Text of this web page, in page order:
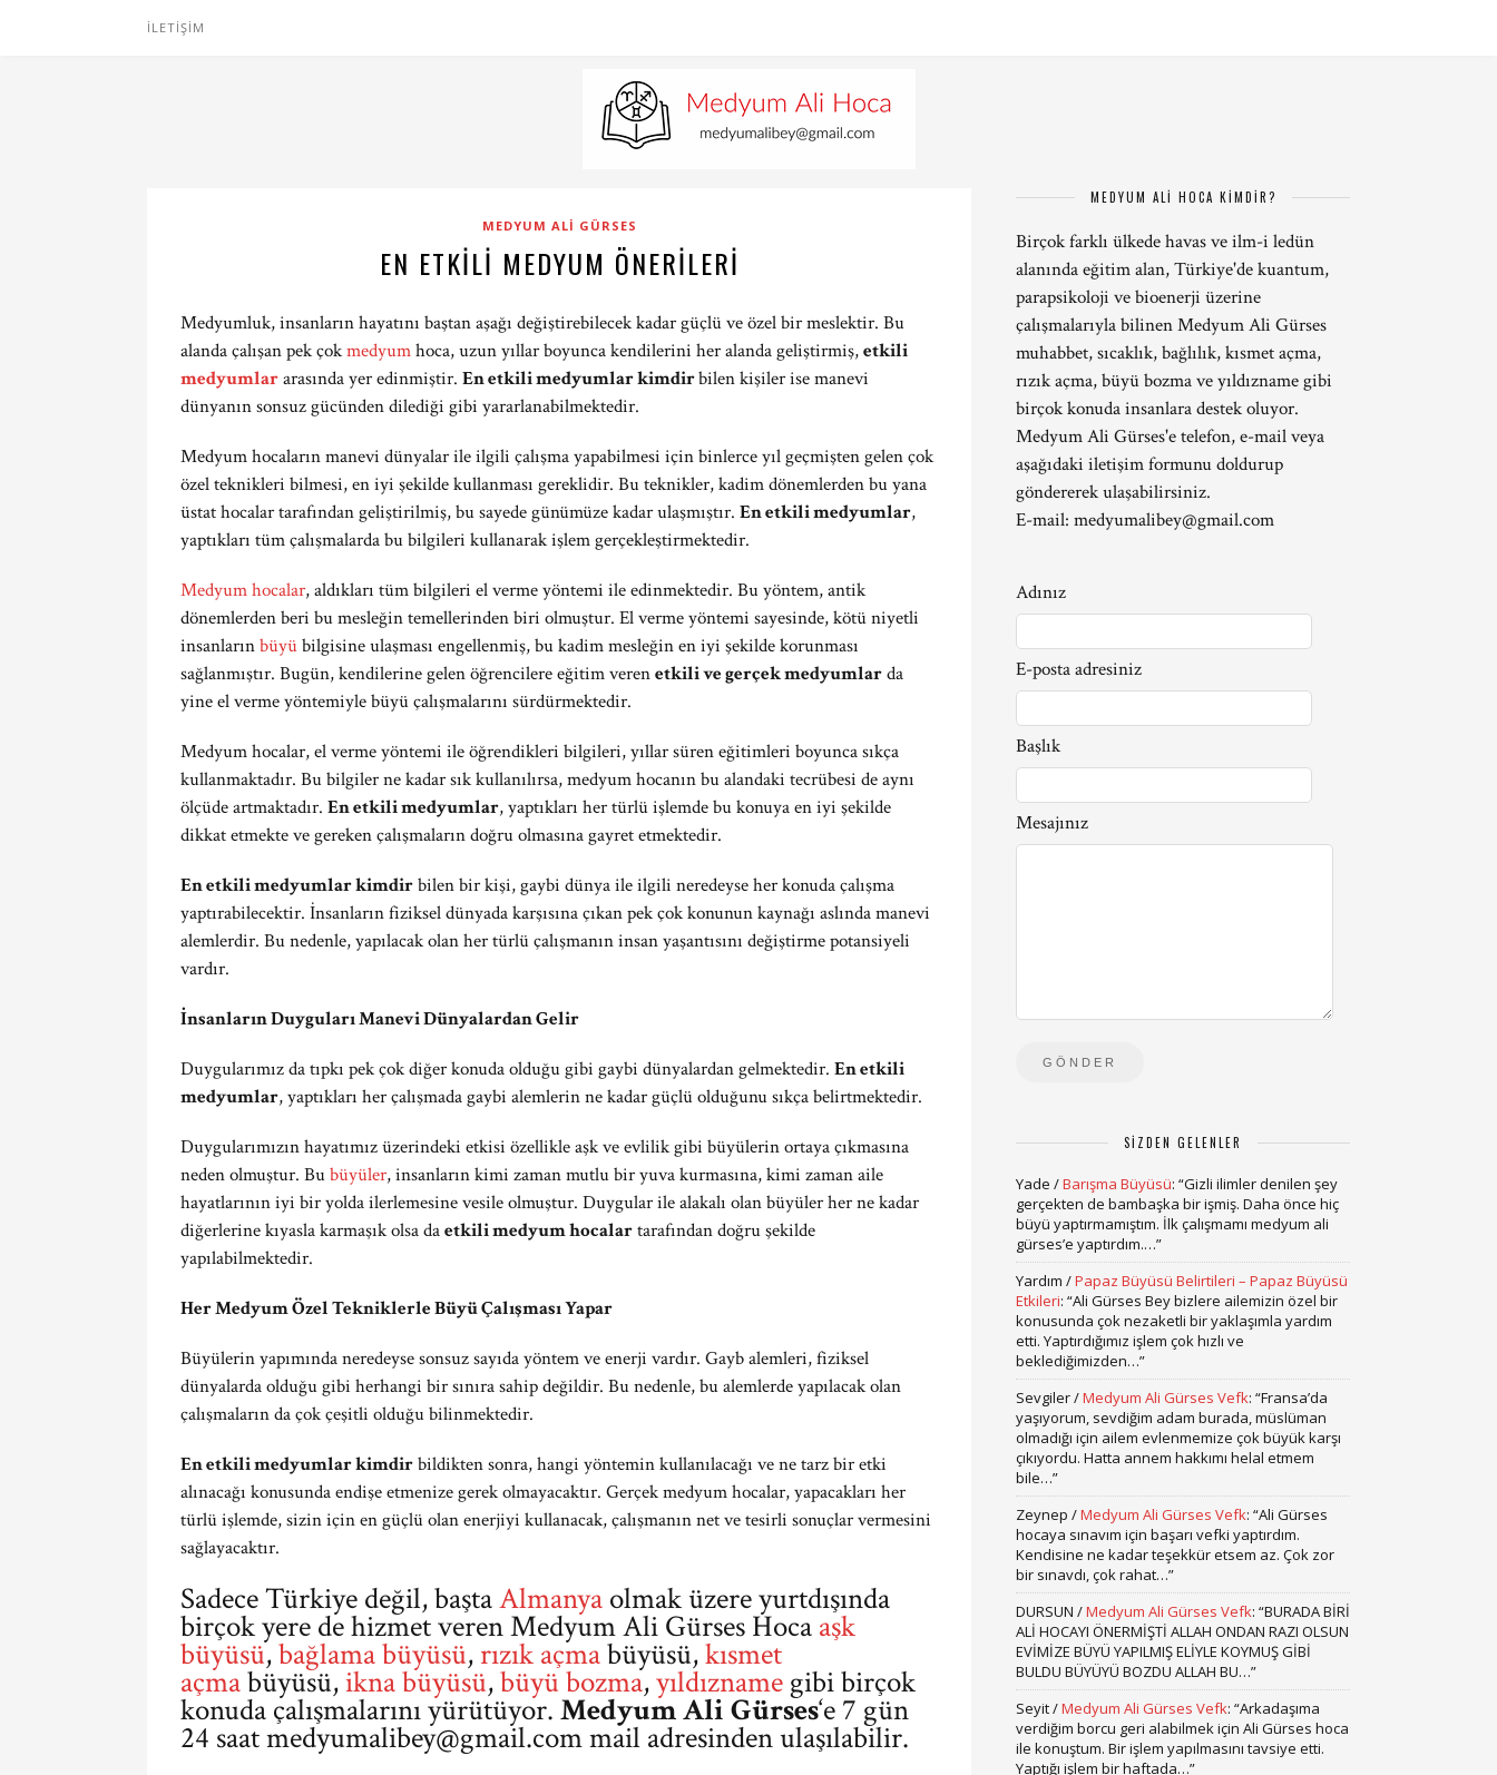
İLETIŞIM
MEDYUM ALI GÜRSES
EN ETKILI MEDYUM ÖNERILERI
Medyumluk, insanların hayatını baştan aşağı değiştirebilecek kadar güçlü ve özel bir meslektir. Bu
alanda çalışan pek çokmedyumhoca, uzun yıllar boyunca kendilerini her alanda geliştirmiş,etkili
medyumlararasında yer edinmiştir. En etkili medyumlar kimdirbilen kişiler ise manevi
dünyanın sonsuz gücünden dilediği gibi yararlanabilmektedir.
Medyum hocaların manevi dünyalar ile ilgili çalışma yapabilmesi için binlerce yıl geçmişten gelen çok
özel teknikleri bilmesi, en iyi şekilde kullanması gereklidir. Bu teknikler, kadim dönemlerden bu yana
üstat hocalar tarafından geliştirilmiş, bu sayede günümüze kadar ulaşmıştır. En etkili medyumlar,
yaptıkları tüm çalışmalarda bu bilgileri kullanarak işlem gerçekleştirmektedir.
Medyum hocalar, aldıkları tüm bilgileri el verme yöntemi ile edinmektedir. Bu yöntem, antik
dönemlerden beri bu mesleğin temellerinden biri olmuştur. El verme yöntemi sayesinde, kötü niyetli
insanlarınbüyübilgisine ulaşması engellenmiş, bu kadim mesleğin en iyi şekilde korunması
sağlanmıştır. Bugün, kendilerine gelen öğrencilere eğitim verenetkili ve gerçek medyumlarda
yine el verme yöntemiyle büyü çalışmalarını sürdürmektedir.
Medyum hocalar, el verme yöntemi ile öğrendikleri bilgileri, yıllar süren eğitimleri boyunca sıkça
kullanmaktadır. Bu bilgiler ne kadar sık kullanılırsa, medyum hocanın bu alandaki tecrübesi de aynı
ölçüde artmaktadır. En etkili medyumlar, yaptıkları her türlü işlemde bu konuya en iyi şekilde
dikkat etmekte ve gereken çalışmaların doğru olmasına gayret etmektedir.
En etkili medyumlar kimdirbilen bir kişi, gaybi dünya ile ilgili neredeyse her konuda çalışma
yaptırabilecektir. İnsanların fiziksel dünyada karşısına çıkan pek çok konunun kaynağı aslında manevi
alemlerdir. Bu nedenle, yapılacak olan her türlü çalışmanın insan yaşantısını değiştirme potansiyeli
vardır.
İnsanların Duyguları Manevi Dünyalardan Gelir
Duygularımız da tıpkı pek çok diğer konuda olduğu gibi gaybi dünyalardan gelmektedir. En etkili
medyumlar, yaptıkları her çalışmada gaybi alemlerin ne kadar güçlü olduğunu sıkça belirtmektedir.
Duygularımızın hayatımız üzerindeki etkisi özellikle aşk ve evlilik gibi büyülerin ortaya çıkmasına
neden olmuştur. Bubüyüler, insanların kimi zaman mutlu bir yuva kurmasına, kimi zaman aile
hayatlarının iyi bir yolda ilerlemesine vesile olmuştur. Duygular ile alakalı olan büyüler her ne kadar
diğerlerine kıyasla karmaşık olsa daetkili medyum hocalartarafından doğru şekilde
yapılabilmektedir.
Her Medyum Özel Tekniklerle Büyü Çalışması Yapar
Büyülerin yapımında neredeyse sonsuz sayıda yöntem ve enerji vardır. Gayb alemleri, fiziksel
dünyalarda olduğu gibi herhangi bir sınıra sahip değildir. Bu nedenle, bu alemlerde yapılacak olan
çalışmaların da çok çeşitli olduğu bilinmektedir.
En etkili medyumlar kimdirbildikten sonra, hangi yöntemin kullanılacağı ve ne tarz bir etki
alınacağı konusunda endişe etmenize gerek olmayacaktır. Gerçek medyum hocalar, yapacakları her
türlü işlemde, sizin için en güçlü olan enerjiyi kullanacak, çalışmanın net ve tesirli sonuçlar vermesini
sağlayacaktır.
Sadece Türkiye değil, baştaAlmanya olmak üzere yurtdışında
birçok yere de hizmet veren Medyum Ali Gürses Hoca aşk
büyüsü,bağlama büyüsü, rızık açmabüyüsü,kısmet
açmabüyüsü,ikna büyüsü,büyü bozma,yıldızname gibi birçok
konuda çalışmalarını yürütüyor. Medyum Ali Gürses‘e 7 gün
24 saatmedyumalibey@gmail.commail adresinden ulaşılabilir.
MEDYUM ALİ HOCA KİMDİR?
Birçok farklı ülkede havas ve ilm-i ledün
alanında eğitim alan, Türkiye'de kuantum,
parapsikoloji ve bioenerji üzerine
çalışmalarıyla bilinen Medyum Ali Gürses
muhabbet, sıcaklık, bağlılık, kısmet açma,
rızık açma, büyü bozma ve yıldızname gibi
birçok konuda insanlara destek oluyor.
Medyum Ali Gürses'e telefon, e-mail veya
aşağıdaki iletişim formunu doldurup
göndererek ulaşabilirsiniz.
E-mail: medyumalibey@gmail.com
Adınız
E-posta adresiniz
Başlık
Mesajınız
SIZDEN GELENLER
Yade /Barışma Büyüsü: “Gizli ilimler denilen şey
gerçekten de bambaşka bir işmiş. Daha önce hiç
büyü yaptırmamıştım. İlk çalışmamı medyum ali
gürses’e yaptırdım.…”
Yardım /Papaz Büyüsü Belirtileri – Papaz Büyüsü
Etkileri: “Ali Gürses Bey bizlere ailemizin özel bir
konusunda çok nezaketli bir yaklaşımla yardım
etti. Yaptırdığımız işlem çok hızlı ve
beklediğimizden…”
Sevgiler/Medyum Ali Gürses Vefk: “Fransa’da
yaşıyorum, sevdiğim adam burada, müslüman
olmadığı için ailem evlenmemize çok büyük karşı
çıkıyordu. Hatta annem hakkımı helal etmem
bile…”
Zeynep /Medyum Ali Gürses Vefk: “Ali Gürses
hocaya sınavım için başarı vefki yaptırdım.
Kendisine ne kadar teşekkür etsem az. Çok zor
bir sınavdı, çok rahat…”
DURSUN /Medyum Ali Gürses Vefk: “BURADA BİRİ
ALİ HOCAYI ÖNERMİŞTİ ALLAH ONDAN RAZI OLSUN
EVİMİZE BÜYÜ YAPILMIŞ ELİYLE KOYMUŞ GİBİ
BULDU BÜYÜYÜ BOZDU ALLAH BU…”
Seyit/Medyum Ali Gürses Vefk: “Arkadaşıma
verdiğim borcu geri alabilmek için Ali Gürses hoca
ile konuştum. Bir işlem yapılmasını tavsiye etti.
Yaptığı işlem bir haftada…”